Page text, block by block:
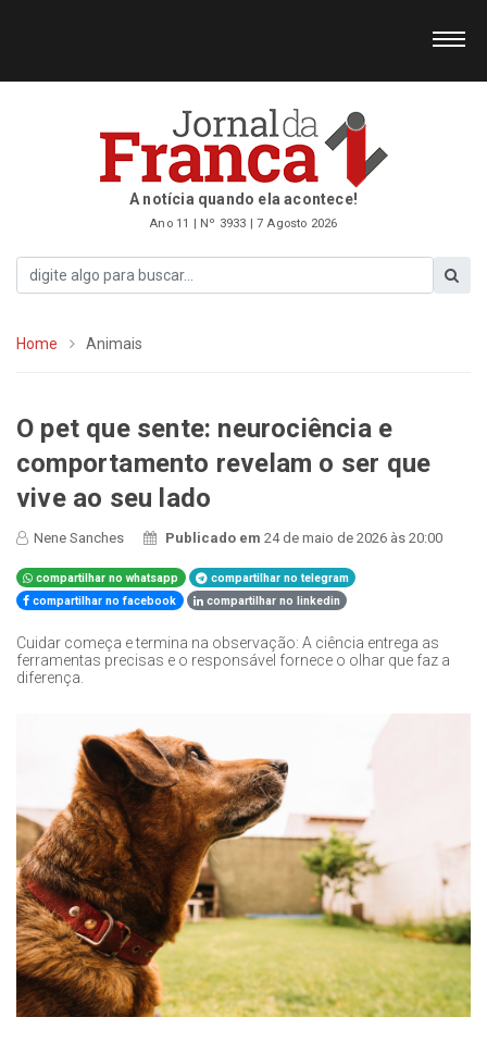
A notícia quando ela acontece!
Ano 11 | Nº 3933 | 7 Agosto 2026
Home Animais
O pet que sente: neurociência e
comportamento revelam o ser que
vive ao seu lado
Nene Sanches Publicado em24 de maio de 2026 às 20:00
compartilhar no whatsapp
compartilhar no telegram
compartilhar no facebook
compartilhar no linkedin
Cuidar começa e termina na observação: A ciência entrega as
ferramentas precisas e o responsável fornece o olhar que faz a
diferença.